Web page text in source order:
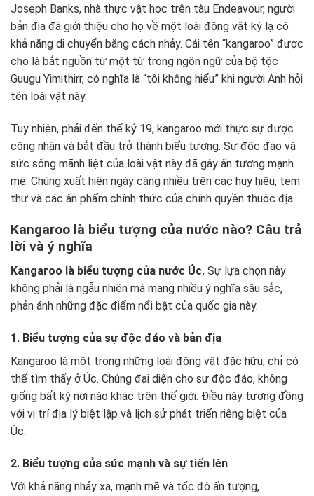
Joseph Banks, nhà thực vật học trên tàu Endeavour, người
bản địa đã giới thiệu cho họ về một loài động vật kỳ lạ có
khả năng di chuyển bằng cách nhảy. Cái tên “kangaroo” được
cho là bắt nguồn từ một từ trong ngôn ngữ của bộ tộc
Guugu Yimithirr, có nghĩa là “tôi không hiểu” khi người Anh hỏi
tên loài vật này.
Tuy nhiên, phải đến thế kỷ 19, kangaroo mới thực sự được
công nhận và bắt đầu trở thành biểu tượng. Sự độc đáo và
sức sống mãnh liệt của loài vật này đã gây ấn tượng mạnh
mẽ. Chúng xuất hiện ngày càng nhiều trên các huy hiệu, tem
thư và các ấn phẩm chính thức của chính quyền thuộc địa.
Kangaroo là biểu tượng của nước nào? Câu trả
lời và ý nghĩa
Kangaroo là biểu tượng của nước Úc. Sự lựa chọn này
không phải là ngẫu nhiên mà mang nhiều ý nghĩa sâu sắc,
phản ánh những đặc điểm nổi bật của quốc gia này.
1. Biểu tượng của sự độc đáo và bản địa
Kangaroo là một trong những loài động vật đặc hữu, chỉ có
thể tìm thấy ở Úc. Chúng đại diện cho sự độc đáo, không
giống bất kỳ nơi nào khác trên thế giới. Điều này tương đồng
với vị trí địa lý biệt lập và lịch sử phát triển riêng biệt của
Úc.
2. Biểu tượng của sức mạnh và sự tiến lên
Với khả năng nhảy xa, mạnh mẽ và tốc độ ấn tượng,